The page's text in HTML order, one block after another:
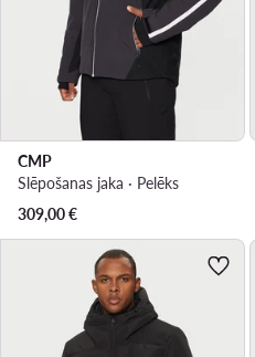
CMP
Slēpošanas jaka · Pelēks
309,00€